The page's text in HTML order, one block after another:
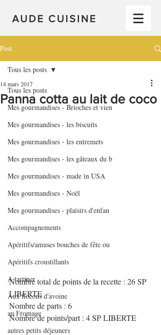
AUDE CUISINE
Post
Tous les posts
Mes gourmandises - Brioches et vien
Mes gourmandises - les biscuits
Mes gourmandises - les entremets
Mes gourmandises - les gâteaux du b
Mes gourmandises - made in USA
Mes gourmandises - Noël
Mes gourmandises - plaisirs d'enfan
Accompagnements
Apéritifs/amuses bouches de fête ou
Apéritifs croustillants
A tartiner
Aux flocons d'avoine
au Fromage
autres petits déjeuners
Tous les posts
Panna cotta au lait de coco
14 mars 2017
Nombre total de points de la recette : 26 SP
LIBERTE
Nombre de parts : 6
Nombre de points/part : 4 SP LIBERTE